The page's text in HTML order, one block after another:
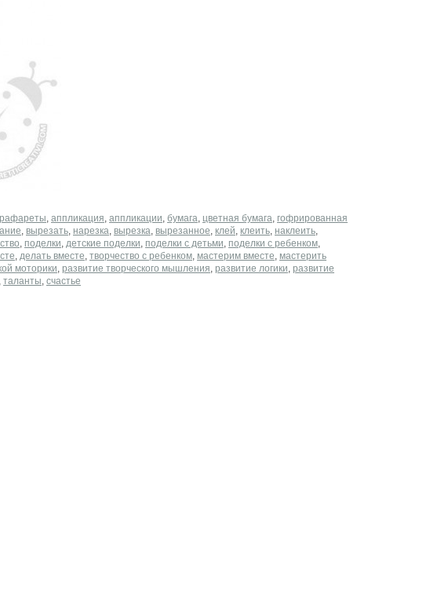
, аппликация, аппликации, бумага, цветная бумага, гофрированная
, вырезать, нарезка, вырезка, вырезанное, клей, клеить, наклеить,
, поделки, детские поделки, поделки с детьми, поделки с ребенком,
, делать вместе, творчество с ребенком, мастерим вместе, мастерить
моторики, развитие творческого мышления, развитие логики, развитие
таланты, счастье